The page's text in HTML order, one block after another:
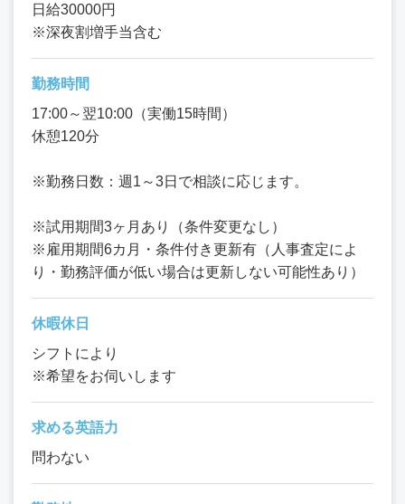
日給30000円
※深夜割増手当含む
勤務時間
17:00～翌10:00（実働15時間）
休憩120分
※勤務日数：週1～3日で相談に応じます。
※試用期間3ヶ月あり（条件変更なし）
※雇用期間6カ月・条件付き更新有（人事査定によ
り・勤務評価が低い場合は更新しない可能性あり）
休暇休日
シフトにより
※希望をお伺いします
求める英語力
問わない